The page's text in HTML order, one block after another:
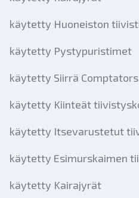
käytetty Huoneiston
käytetty Pystypuristimet
käytetty Siirrä Comptators
käytetty Kiinteät
käytetty Itsevarustetut
käytetty Esimurskaimen
käytetty Kairajyrät